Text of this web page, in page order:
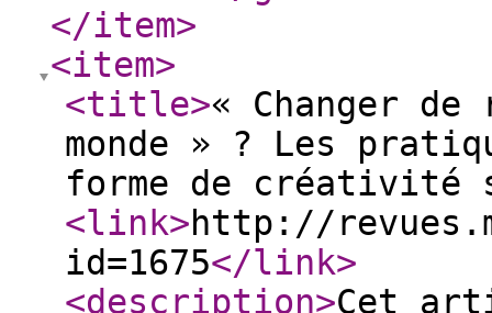
</item>
<item>
<title>« Changer
monde » ? Les
forme de créativité
<link>http://
id=1675</link>
<description>Cet